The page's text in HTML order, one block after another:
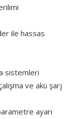
ile hassas
sistemleri
ve akü şarj
ayarı